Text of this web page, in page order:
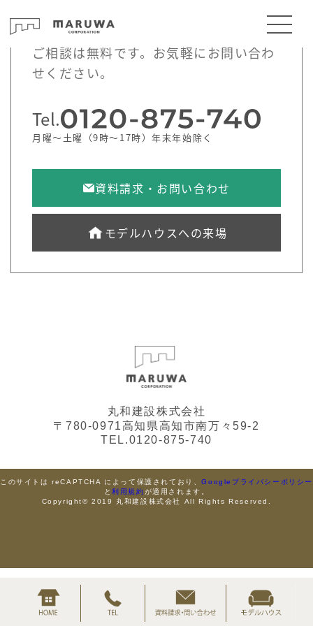
ご相談は無料です。お気軽にお問い合わ
せください。
Tel.
月曜～土曜（9時～17時）年末年始除く
資料請求・お問い合わせ
モデルハウスへの来場
丸和建設株式会社
〒780-0971高知県高知市南万々59-2
TEL.0120-875-740
このサイトは reCAPTCHA によって保護されており、Googleプライバシーポリシー
と利用規約が適用されます。
Copyright© 2019 丸和建設株式会社 All Rights Reserved.